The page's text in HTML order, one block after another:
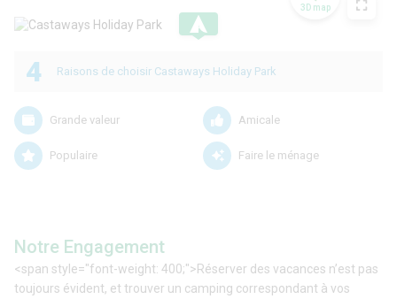
.
3D map
4 Raisons de choisir Castaways Holiday Park
Grande valeur Amicale
Populaire Faire le ménage
Notre Engagement
<span style="font-weight: 400;">Réserver des vacances n’est pas
toujours évident, et trouver un camping correspondant à vos